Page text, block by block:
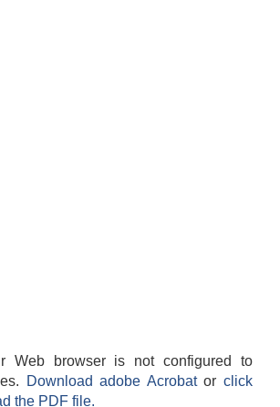
Web browser is not configured to
Download adobe Acrobatorclick
the PDF file.